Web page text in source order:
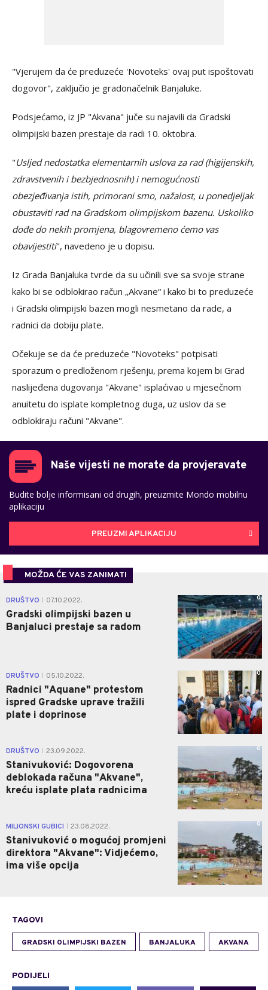
"Vjerujem da će preduzeće 'Novoteks' ovaj put ispoštovati
dogovor", zaključio je gradonačelnik Banjaluke.
Podsjećamo, iz JP "Akvana" juče su najavili da Gradski
olimpijski bazen prestaje da radi 10. oktobra.
"Usljed nedostatka elementarnih uslova za rad (higijenskih,
zdravstvenih i bezbjednosnih) i nemogućnosti
obezjeđivanja istih, primorani smo, nažalost, u ponedjeljak
obustaviti rad na Gradskom olimpijskom bazenu. Uskoliko
dođe do nekih promjena, blagovremeno ćemo vas
obavijestiti", navedeno je u dopisu.
Iz Grada Banjaluka tvrde da su učinili sve sa svoje strane
kako bi se odblokirao račun „Akvane“ i kako bi to preduzeće
i Gradski olimpijski bazen mogli nesmetano da rade, a
radnici da dobiju plate.
Očekuje se da će preduzeće "Novoteks" potpisati
sporazum o predloženom rješenju, prema kojem bi Grad
naslijeđena dugovanja "Akvane" isplaćivao u mjesečnom
anuitetu do isplate kompletnog duga, uz uslov da se
odblokiraju računi "Akvane".
Naše vijesti ne morate da provjeravate
Budite bolje informisani od drugih, preuzmite Mondo mobilnu
aplikaciju
PREUZMI APLIKACIJU
MOŽDA ĆE VAS ZANIMATI
DRUŠTVO 07.10.2022.
Gradski olimpijski bazen u
Banjaluci prestaje sa radom
0
DRUŠTVO 05.10.2022.
Radnici "Aquane" protestom
ispred Gradske uprave tražili
plate i doprinose
0
DRUŠTVO 23.09.2022.
Stanivuković: Dogovorena
deblokada računa "Akvane",
kreću isplate plata radnicima
0
MILIONSKI GUBICI 23.08.2022.
Stanivuković o mogućoj promjeni
direktora "Akvane": Vidjećemo,
ima više opcija
0
TAGOVI
GRADSKI OLIMPIJSKI BAZEN BANJALUKA AKVANA
PODIJELI